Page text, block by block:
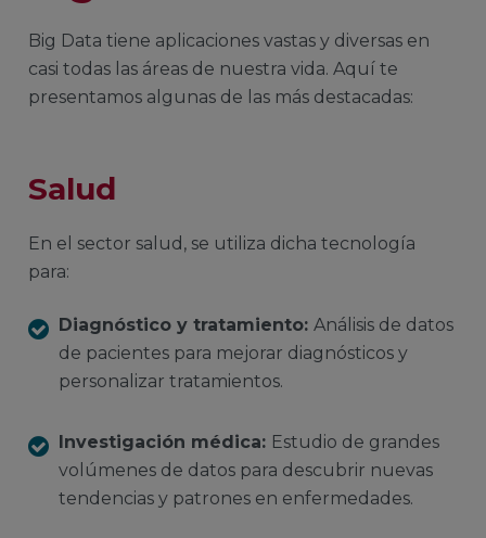
Big Data tiene aplicaciones vastas y diversas en
casi todas las áreas de nuestra vida. Aquí te
presentamos algunas de las más destacadas:
Salud
En el sector salud, se utiliza dicha tecnología
para:
Diagnóstico y tratamiento: Análisis de datos
de pacientes para mejorar diagnósticos y
personalizar tratamientos.
Investigación médica: Estudio de grandes
volúmenes de datos para descubrir nuevas
tendencias y patrones en enfermedades.